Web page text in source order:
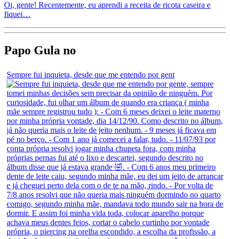
Oi, gente! Recentemente, eu aprendi a receita de ricota caseira e
fiquei…
Papo Gula no
Sempre fui inquieta, desde que me entendo por gent